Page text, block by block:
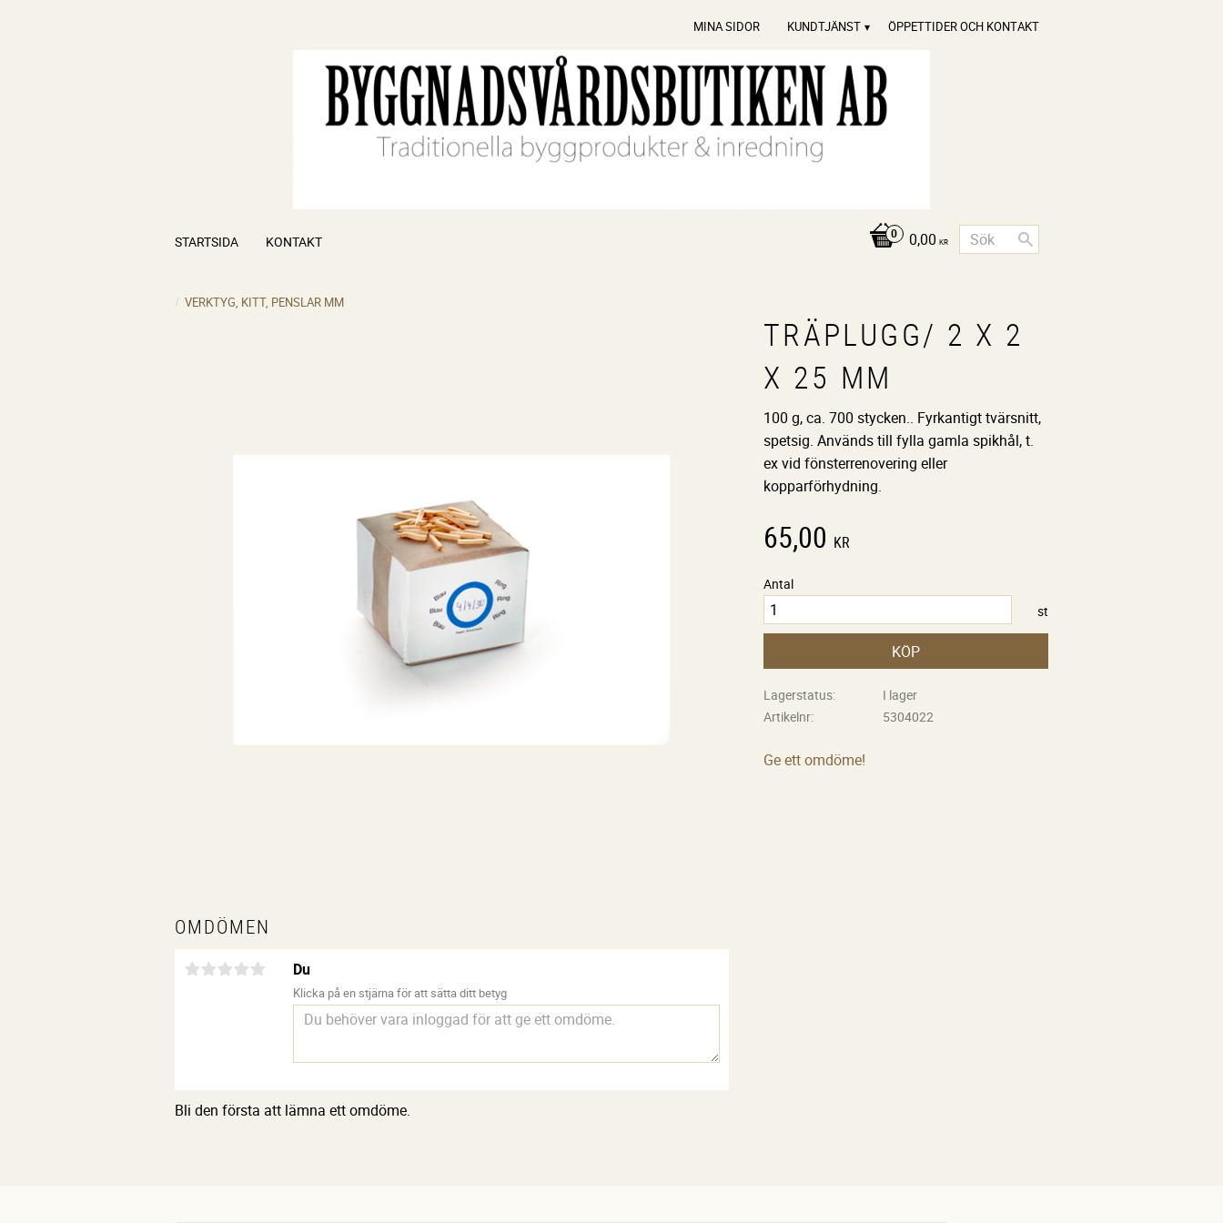
MINA SIDOR KUNDTJÄNST ÖPPETTIDER OCH KONTAKT
0,00 KR
STARTSIDA KONTAKT
VERKTYG, KITT, PENSLAR MM
TRÄPLUGG/ 2 X 2
X 25 MM
100 g, ca. 700 stycken.. Fyrkantigt tvärsnitt,
spetsig. Används till fylla gamla spikhål, t.
ex vid fönsterrenovering eller
kopparförhydning.
65,00 KR
Antal
st
KÖP
Lagerstatus
I lager
Artikelnr
5304022
Ge ett omdöme!
OMDÖMEN
Du
Klicka på en stjärna för att sätta ditt betyg
Bli den första att lämna ett omdöme.